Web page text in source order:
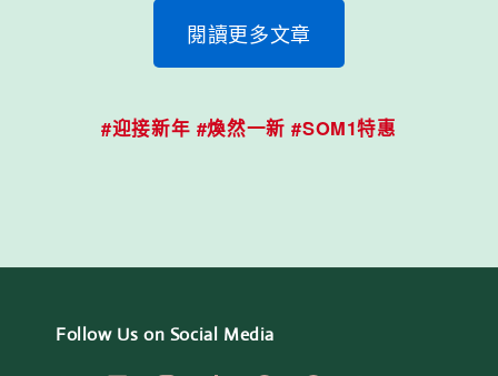
閱讀更多文章
#迎接新年 #煥然一新 #SOM1特惠
Follow Us on Social Media